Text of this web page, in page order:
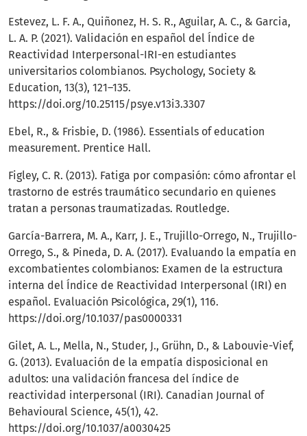
Estevez, L. F. A., Quiñonez, H. S. R., Aguilar, A. C., & Garcia,
L. A. P. (2021). Validación en español del Índice de
Reactividad Interpersonal-IRI-en estudiantes
universitarios colombianos. Psychology, Society &
Education, 13(3), 121–135.
https://doi.org/10.25115/psye.v13i3.3307
Ebel, R., & Frisbie, D. (1986). Essentials of education
measurement. Prentice Hall.
Figley, C. R. (2013). Fatiga por compasión: cómo afrontar el
trastorno de estrés traumático secundario en quienes
tratan a personas traumatizadas. Routledge.
García-Barrera, M. A., Karr, J. E., Trujillo-Orrego, N., Trujillo-
Orrego, S., & Pineda, D. A. (2017). Evaluando la empatía en
excombatientes colombianos: Examen de la estructura
interna del Índice de Reactividad Interpersonal (IRI) en
español. Evaluación Psicológica, 29(1), 116.
https://doi.org/10.1037/pas0000331
Gilet, A. L., Mella, N., Studer, J., Grühn, D., & Labouvie-Vief,
G. (2013). Evaluación de la empatía disposicional en
adultos: una validación francesa del índice de
reactividad interpersonal (IRI). Canadian Journal of
Behavioural Science, 45(1), 42.
https://doi.org/10.1037/a0030425